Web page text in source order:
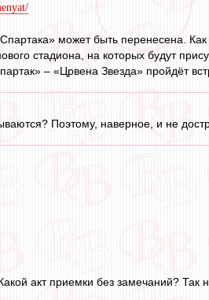
может быть перенесена.
стадиона, на которых будут
– «Црвена Звезда» пройдёт
Поэтому, наверное, и не
акт приемки без замечаний? Так